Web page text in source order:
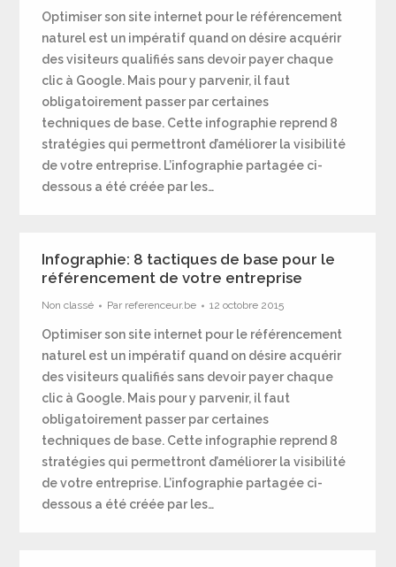
Optimiser son site internet pour le référencement
naturel est un impératif quand on désire acquérir
des visiteurs qualifiés sans devoir payer chaque
clic à Google. Mais pour y parvenir, il faut
obligatoirement passer par certaines
techniques de base. Cette infographie reprend 8
stratégies qui permettront d’améliorer la visibilité
de votre entreprise. L’infographie partagée ci-
dessous a été créée par les…
Infographie: 8 tactiques de base pour le
référencement de votre entreprise
Non classé Par referenceur.be 12 octobre 2015
Optimiser son site internet pour le référencement
naturel est un impératif quand on désire acquérir
des visiteurs qualifiés sans devoir payer chaque
clic à Google. Mais pour y parvenir, il faut
obligatoirement passer par certaines
techniques de base. Cette infographie reprend 8
stratégies qui permettront d’améliorer la visibilité
de votre entreprise. L’infographie partagée ci-
dessous a été créée par les…